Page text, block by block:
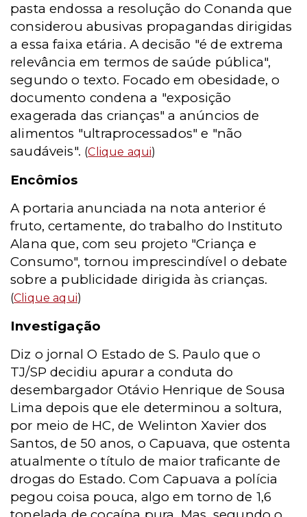
pasta endossa a resolução do Conanda que
considerou abusivas propagandas dirigidas
a essa faixa etária. A decisão "é de extrema
relevância em termos de saúde pública",
segundo o texto. Focado em obesidade, o
documento condena a "exposição
exagerada das crianças" a anúncios de
alimentos "ultraprocessados" e "não
saudáveis". (Clique aqui)
Encômios
A portaria anunciada na nota anterior é
fruto, certamente, do trabalho do Instituto
Alana que, com seu projeto "Criança e
Consumo", tornou imprescindível o debate
sobre a publicidade dirigida às crianças.
(Clique aqui)
Investigação
Diz o jornal O Estado de S. Paulo que o
TJ/SP decidiu apurar a conduta do
desembargador Otávio Henrique de Sousa
Lima depois que ele determinou a soltura,
por meio de HC, de Welinton Xavier dos
Santos, de 50 anos, o Capuava, que ostenta
atualmente o título de maior traficante de
drogas do Estado. Com Capuava a polícia
pegou coisa pouca, algo em torno de 1,6